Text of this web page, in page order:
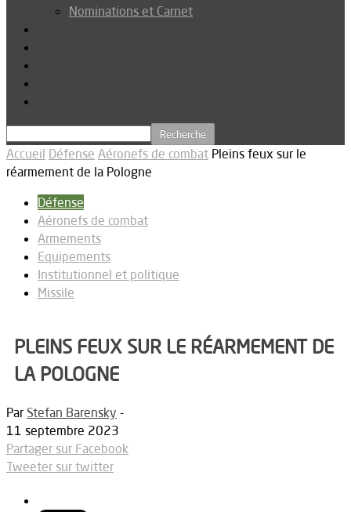
Nominations et Carnet
Accueil Défense Aéronefs de combat Pleins feux sur le
réarmement de la Pologne
Défense
Aéronefs de combat
Armements
Equipements
Institutionnel et politique
Missile
PLEINS FEUX SUR LE RÉARMEMENT DE
LA POLOGNE
Par Stefan Barensky -
11 septembre 2023
Partager sur Facebook
Tweeter sur twitter